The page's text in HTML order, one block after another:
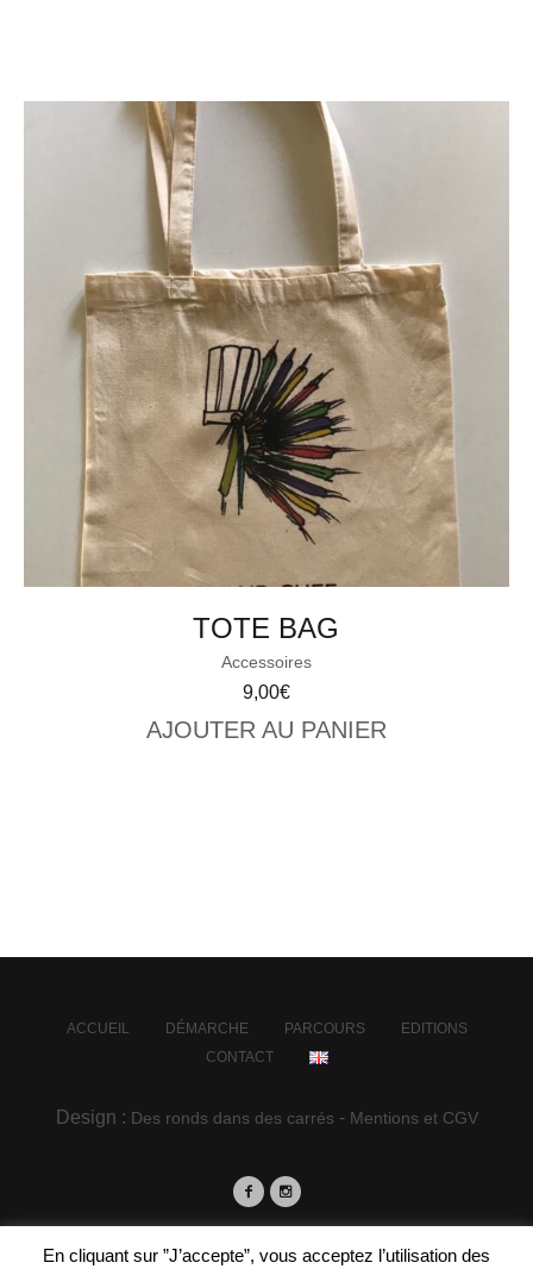
TOTE BAG
Accessoires
9,00€
AJOUTER AU PANIER
ACCUEIL DÉMARCHE PARCOURS
EDITIONS
CONTACT
Design : Des ronds dans des carrés - Mentions et CGV
En cliquant sur ”J’accepte”, vous acceptez l’utilisation des